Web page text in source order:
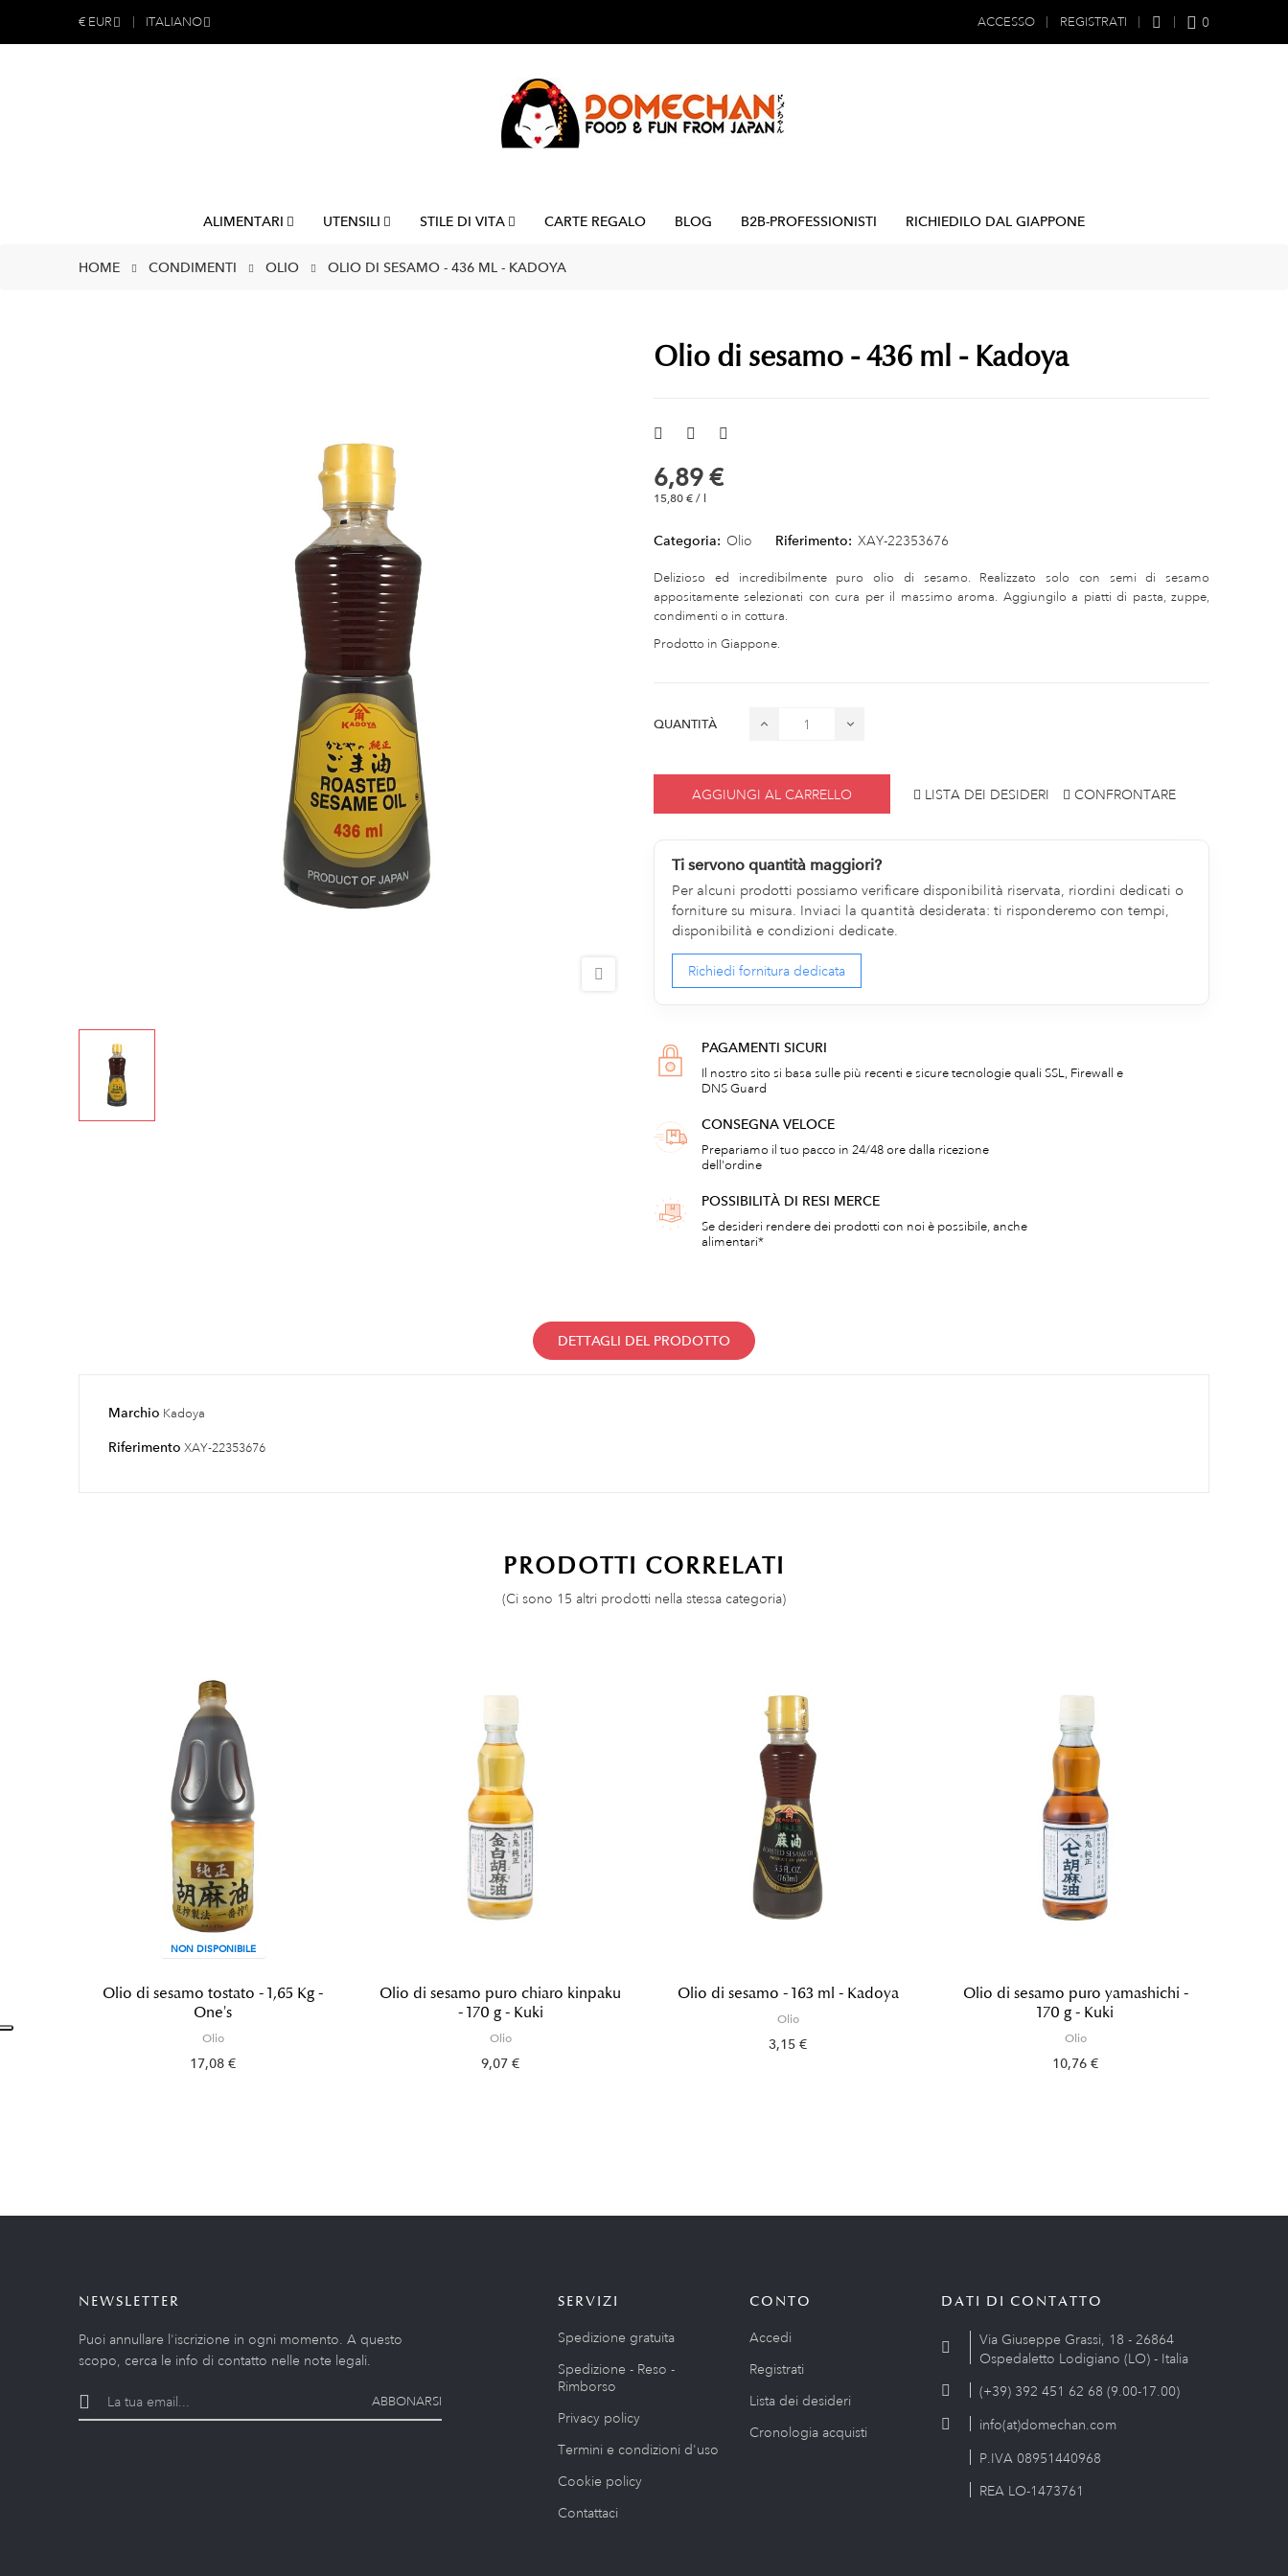
€ EUR ITALIANO ACCESSO REGISTRATI 0
ALIMENTARI UTENSILI STILE DI VITA CARTE REGALO BLOG B2B-PROFESSIONISTI RICHIEDILO DAL GIAPPONE
HOME CONDIMENTI OLIO OLIO DI SESAMO - 436 ML - KADOYA
Olio di sesamo - 436 ml - Kadoya
6,89 €
15,80 € / l
Categoria: Olio Riferimento: XAY-22353676
Delizioso ed incredibilmente puro olio di sesamo. Realizzato solo con semi di sesamo
appositamente selezionati con cura per il massimo aroma. Aggiungilo a piatti di pasta, zuppe,
condimenti o in cottura.
Prodotto in Giappone.
QUANTITÀ
AGGIUNGI AL CARRELLO LISTA DEI DESIDERI CONFRONTARE
Ti servono quantità maggiori?
Per alcuni prodotti possiamo verificare disponibilità riservata, riordini dedicati o
forniture su misura. Inviaci la quantità desiderata: ti risponderemo con tempi,
disponibilità e condizioni dedicate.
Richiedi fornitura dedicata
PAGAMENTI SICURI
Il nostro sito si basa sulle più recenti e sicure tecnologie quali SSL, Firewall e
DNS Guard
CONSEGNA VELOCE
Prepariamo il tuo pacco in 24/48 ore dalla ricezione
dell'ordine
POSSIBILITÀ DI RESI MERCE
Se desideri rendere dei prodotti con noi è possibile, anche
alimentari*
DETTAGLI DEL PRODOTTO
Marchio Kadoya
Riferimento XAY-22353676
PRODOTTI CORRELATI
(Ci sono 15 altri prodotti nella stessa categoria)
NON DISPONIBILE
Olio di sesamo tostato - 1,65 Kg -
One's
Olio
17,08 €
Olio di sesamo puro chiaro kinpaku
- 170 g - Kuki
Olio
9,07 €
Olio di sesamo - 163 ml - Kadoya
Olio
3,15 €
Olio di sesamo puro yamashichi -
170 g - Kuki
Olio
10,76 €
NEWSLETTER
Puoi annullare l'iscrizione in ogni momento. A questo
scopo, cerca le info di contatto nelle note legali.
ABBONARSI
SERVIZI
Spedizione gratuita
Spedizione - Reso -
Rimborso
Privacy policy
Termini e condizioni d'uso
Cookie policy
Contattaci
CONTO
Accedi
Registrati
Lista dei desideri
Cronologia acquisti
DATI DI CONTATTO
Via Giuseppe Grassi, 18 - 26864
Ospedaletto Lodigiano (LO) - Italia
(+39) 392 451 62 68 (9.00-17.00)
info(at)domechan.com
P.IVA 08951440968
REA LO-1473761